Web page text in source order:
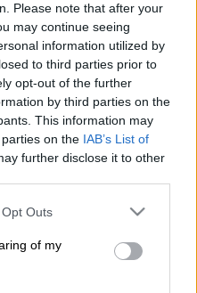
Please note that after your
may continue seeing
information utilized by
to third parties prior to
opt-out of the further
by third parties on the
This information may
on the IAB’s List of
further disclose it to other
uses one or more Google
You may click to
and its third-party tags to
purposes in below Google
Outs
of my
1